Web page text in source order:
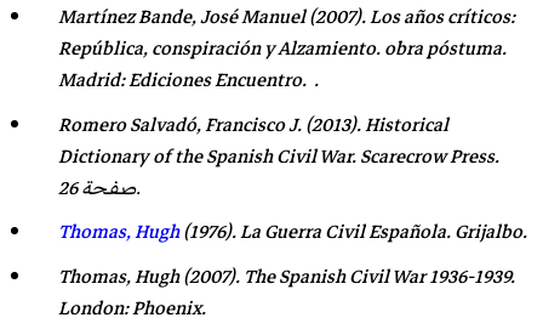
Martínez Bande, José Manuel(2007).Los años críticos:
República, conspiración y Alzamiento. obra póstuma.
Madrid:Ediciones Encuentro. .
Romero Salvadó, Francisco J.(2013).Historical
Dictionary of the Spanish Civil War. Scarecrow Press.
صفحة 26.
Thomas, Hugh(1976).La Guerra Civil Española. Grijalbo.
Thomas, Hugh (2007).The Spanish Civil War 1936-1939.
London: Phoenix.